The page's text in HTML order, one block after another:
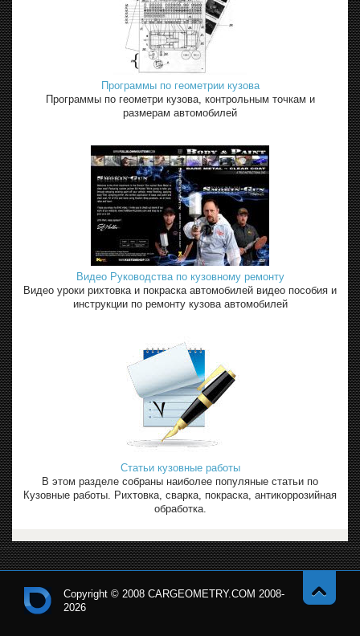
Программы по геометрии кузова
Программы по геометри кузова, контрольным точкам и
размерам автомобилей
Видео Руководства по кузовному ремонту
Видео уроки рихтовка и покраска автомобилей видео пособия и
инструкции по ремонту кузова автомобилей
Статьи кузовные работы
В этом разделе собраны наиболее популяные статьи по
Кузовные работы. Рихтовка, сварка, покраска, антикоррозийная
обработка.
Copyright © 2008 CARGEOMETRY.COM 2008-
2026